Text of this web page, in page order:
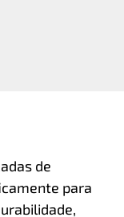
de
para